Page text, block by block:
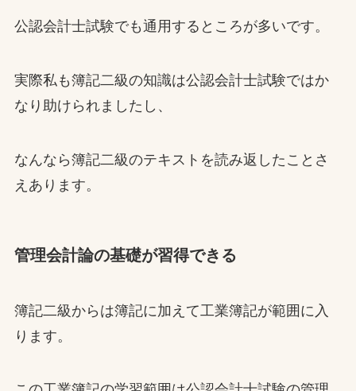
公認会計士試験でも通用するところが多いです。
実際私も簿記二級の知識は公認会計士試験ではか
なり助けられましたし、
なんなら簿記二級のテキストを読み返したことさ
えあります。
管理会計論の基礎が習得できる
簿記二級からは簿記に加えて工業簿記が範囲に入
ります。